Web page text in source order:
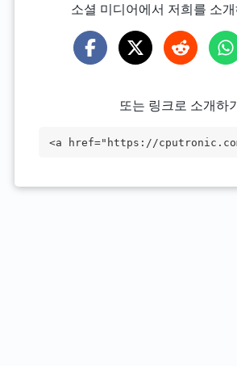
소셜 미디어에서 저희를 소
또는 링크로 소개하
<a href="https://